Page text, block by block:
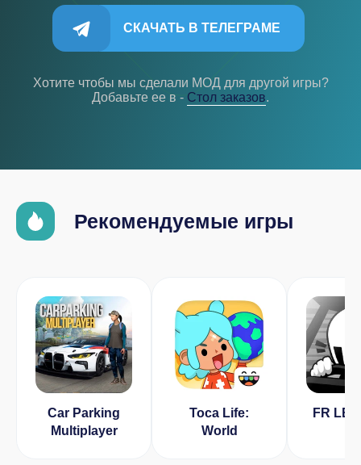
СКАЧАТЬ В ТЕЛЕГРАМЕ
Хотите чтобы мы сделали МОД для другой игры?
Добавьте ее в - Cтол заказов.
Рекомендуемые игры
Car Parking
Multiplayer
Toca Life:
World
FR